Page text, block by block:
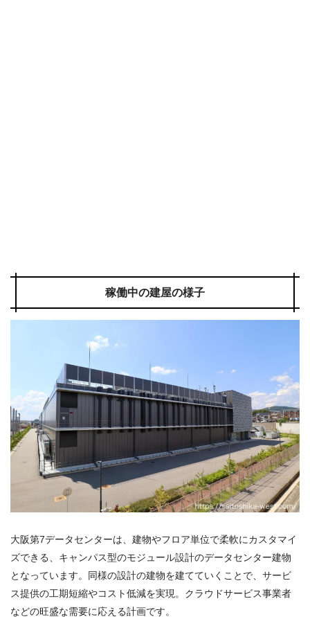
稼働中の建屋の様子
大阪第7データセンターは、建物やフロア単位で柔軟にカスタマイ
ズできる、キャンパス型のモジュール設計のデータセンター建物
となっています。同様の設計の建物を建てていくことで、サービ
ス提供の工期短縮やコスト低減を実現。クラウドサービス事業者
などの旺盛な需要に応える計画です。